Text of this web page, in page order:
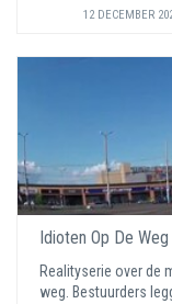
12 DECEMBER
Idioten Op De Weg
Realityserie over de
weg. Bestuurders